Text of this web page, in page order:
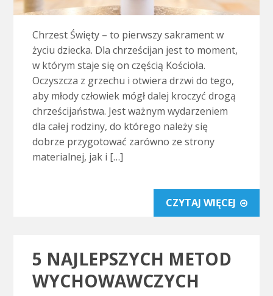
Chrzest Święty – to pierwszy sakrament w
życiu dziecka. Dla chrześcijan jest to moment,
w którym staje się on częścią Kościoła.
Oczyszcza z grzechu i otwiera drzwi do tego,
aby młody człowiek mógł dalej kroczyć drogą
chrześcijaństwa. Jest ważnym wydarzeniem
dla całej rodziny, do którego należy się
dobrze przygotować zarówno ze strony
materialnej, jak i […]
CZYTAJ WIĘCEJ
5 NAJLEPSZYCH METOD
WYCHOWAWCZYCH